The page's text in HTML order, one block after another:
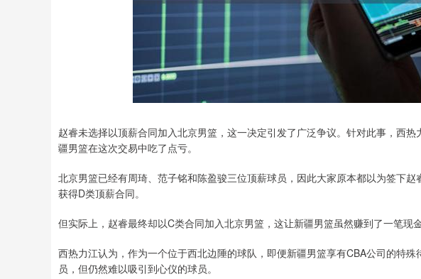
赵睿未选择以顶薪合同加入北京男篮，这一决定引发了广泛争议。针对此事，西
疆男篮在这次交易中吃了点亏。
北京男篮已经有周琦、范子铭和陈盈骏三位顶薪球员，因此大家原本都以为签下
获得D类顶薪合同。
但实际上，赵睿最终却以C类合同加入北京男篮，这让新疆男篮虽然赚到了一笔现
西热力江认为，作为一个位于西北边陲的球队，即便新疆男篮享有CBA公司的特
员，但仍然难以吸引到心仪的球员。